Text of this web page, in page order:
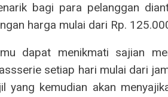
bagi para pelanggan
harga mulai dari Rp.
dapat menikmati sajian
setiap hari mulai dari
yang kemudian akan